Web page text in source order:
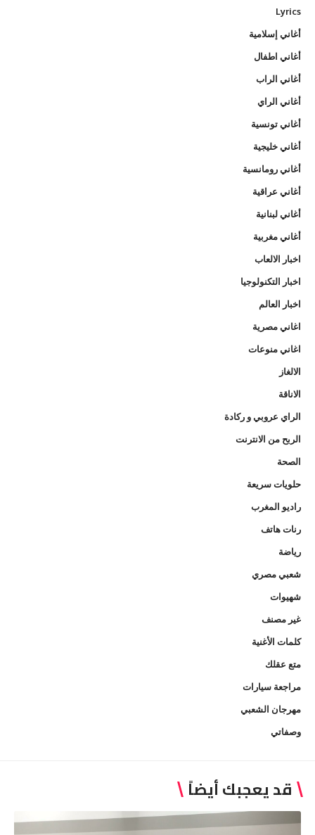
Lyrics
أغاني إسلامية
أغاني اطفال
أغاني الراب
أغاني الراي
أغاني تونسية
أغاني خليجية
أغاني رومانسية
أغاني عراقية
أغاني لبنانية
أغاني مغربية
اخبار الالعاب
اخبار التكنولوجيا
اخبار العالم
اغاني مصرية
اغاني منوعات
الالغاز
الاناقة
الراي عروبي و ركادة
الربح من الانترنت
الصحة
حلويات سريعة
راديو المغرب
رنات هاتف
رياضة
شعبي مصري
شهيوات
غير مصنف
كلمات الأغنية
متع عقلك
مراجعة سيارات
مهرجان الشعبي
وصفاتي
قد يعجبك أيضاً